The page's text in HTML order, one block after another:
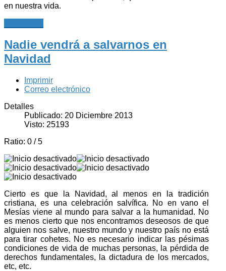
en nuestra vida.
Nadie vendrá a salvarnos en
Navidad
Imprimir
Correo electrónico
Detalles
Publicado: 20 Diciembre 2013
Visto: 25193
Ratio: 0 /5
Cierto es que la Navidad, al menos en la tradición
cristiana, es una celebración salvífica. No en vano el
Mesías viene al mundo para salvar a la humanidad. No
es menos cierto que nos encontramos deseosos de que
alguien nos salve, nuestro mundo y nuestro país no está
para tirar cohetes. No es necesario indicar las pésimas
condiciones de vida de muchas personas, la pérdida de
derechos fundamentales, la dictadura de los mercados,
etc, etc.